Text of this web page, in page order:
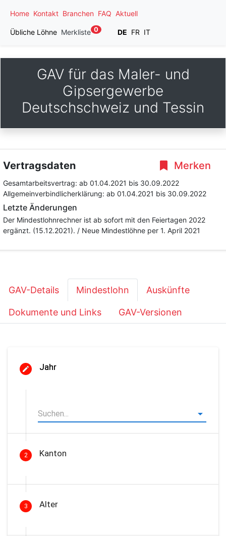
Home Kontakt Branchen FAQ Aktuell
Übliche Löhne Merkliste 0 DE FR IT
GAV für das Maler- und
Gipsergewerbe
Deutschschweiz und Tessin
Merken
Vertragsdaten
Gesamtarbeitsvertrag: ab 01.04.2021 bis 30.09.2022
Allgemeinverbindlicherklärung: ab 01.04.2021 bis 30.09.2022
Letzte Änderungen
Der Mindestlohnrechner ist ab sofort mit den Feiertagen 2022
ergänzt. (15.12.2021). / Neue Mindestlöhne per 1. April 2021
GAV-Details Mindestlohn Auskünfte
Dokumente und Links GAV-Versionen
Jahr
2 Kanton
3 Alter